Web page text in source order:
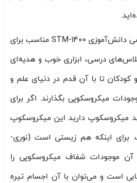
ميكروسكوپ تک چشمی دانش‌آموزی STM-1400 مناسب برای
درسی، ابزاری خوب و هدیه‌ای
کودکان تا با آن قدم در دنیای علم و
میکروسکوپی بگذارند. اگر برای
میکروسکوپ دارید این میکروسکوپ
برای اینکه هم زیستی است (نوری-
آن موجودات شفاف میکروسکوپی را
است و می‌توان با آن اجسام تیره